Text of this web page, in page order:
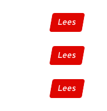
Lees
Lees
Lees